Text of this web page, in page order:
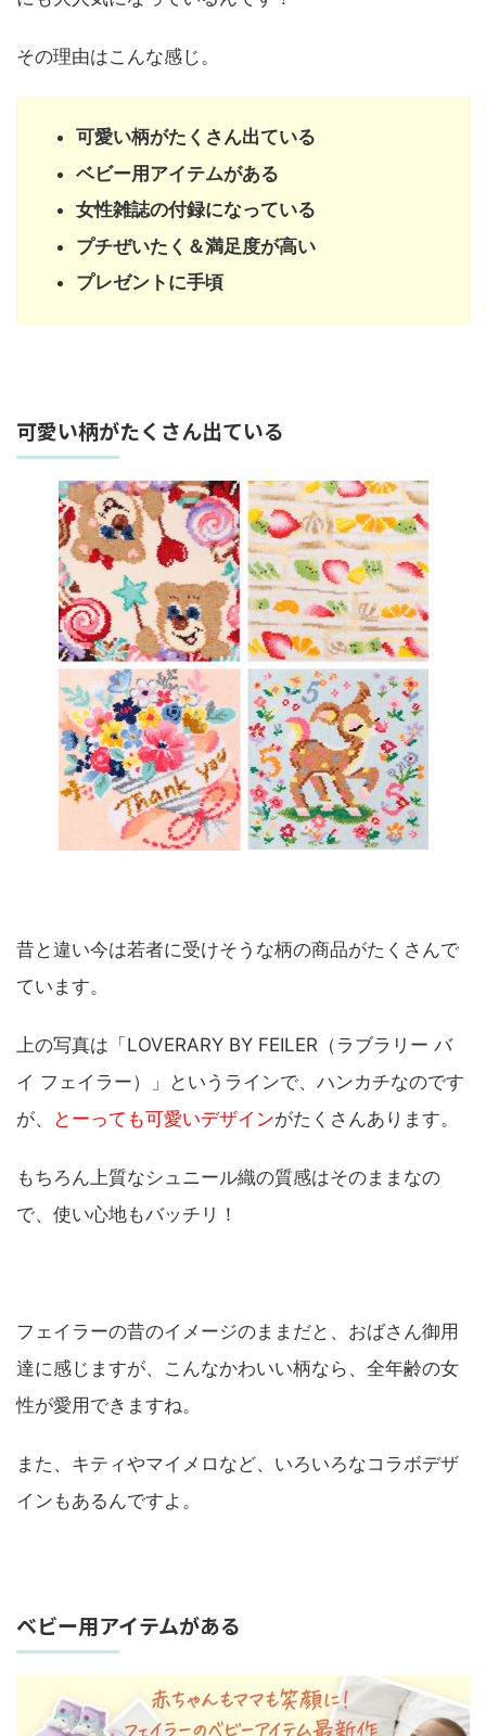
その理由はこんな感じ。
可愛い柄がたくさん出ている
ベビー用アイテムがある
女性雑誌の付録になっている
プチぜいたく＆満足度が高い
プレゼントに手頃
可愛い柄がたくさん出ている
昔と違い今は若者に受けそうな柄の商品がたくさんで
ています。
上の写真は「LOVERARY BY FEILER（ラブラリー バ
イ フェイラー）」というラインで、ハンカチなのです
が、
とーっても可愛いデザインがたくさんあります。
もちろん上質なシュニール織の質感はそのままなの
で、使い心地もバッチリ！
フェイラーの昔のイメージのままだと、おばさん御用
達に感じますが、こんなかわいい柄なら、全年齢の女
性が愛用できますね。
また、キティやマイメロなど、いろいろなコラボデザ
インもあるんですよ。
ベビー用アイテムがある